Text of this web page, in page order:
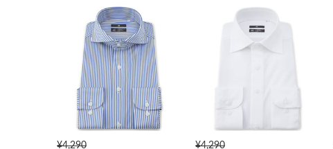
¥4,290 ¥4,290